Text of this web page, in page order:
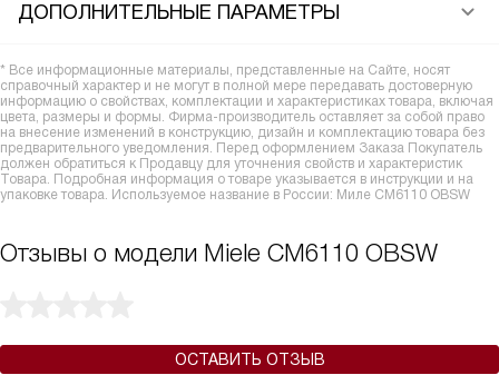
ДОПОЛНИТЕЛЬНЫЕ ПАРАМЕТРЫ
* Все информационные материалы, представленные на Сайте, носят
справочный характер и не могут в полной мере передавать достоверную
информацию о свойствах, комплектации и характеристиках товара, включая
цвета, размеры и формы. Фирма-производитель оставляет за собой право
на внесение изменений в конструкцию, дизайн и комплектацию товара без
предварительного уведомления. Перед оформлением Заказа Покупатель
должен обратиться к Продавцу для уточнения свойств и характеристик
Товара. Подробная информация о товаре указывается в инструкции и на
упаковке товара. Используемое название в России: Миле CM6110 OBSW
Отзывы о модели Miele CM6110 OBSW
ОСТАВИТЬ ОТЗЫВ